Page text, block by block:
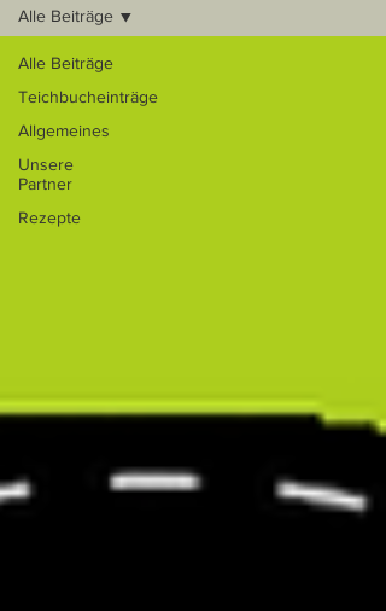
Alle Beiträge
Teichbucheinträge
Allgemeines
Unsere
Partner
Rezepte
Alle Beiträge